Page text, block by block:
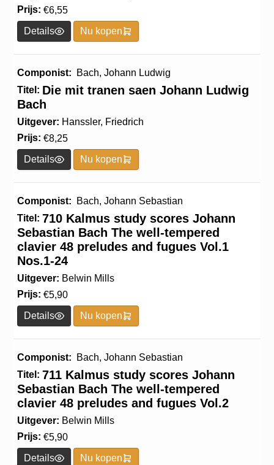
Prijs: €6,55
Details
Nu kopen
Componist:
Bach, Johann Ludwig
Titel: Die mit tranen saen Johann Ludwig
Bach
Uitgever: Hanssler, Friedrich
Prijs: €8,25
Details
Nu kopen
Componist:
Bach, Johann Sebastian
Titel: 710 Kalmus study scores Johann
Sebastian Bach The well-tempered
clavier 48 preludes and fugues Vol.1
Nos.1-24
Uitgever: Belwin Mills
Prijs: €5,90
Details
Nu kopen
Componist:
Bach, Johann Sebastian
Titel: 711 Kalmus study scores Johann
Sebastian Bach The well-tempered
clavier 48 preludes and fugues Vol.2
Uitgever: Belwin Mills
Prijs: €5,90
Details
Nu kopen